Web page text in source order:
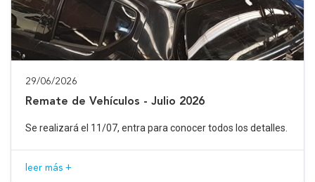
29/06/2026
Remate de Vehículos - Julio 2026
Se realizará el 11/07, entra para conocer todos los detalles.
leer más +